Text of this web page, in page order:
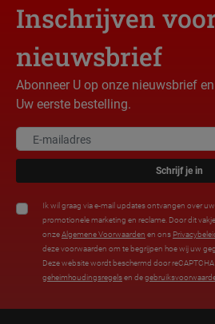
Inschrijven
nieuwsbrief
Abonneer U op onze nieuwsbrief
Uw eerste bestelling.
Schrijf je in
Ik wil graag via e-mail updates ontvangen over
promotionele marketing en reclame. Door dit
onzeAlgemene Voorwaarden en ons
deze voorwaarden om te begrijpen hoe wij uw
Deze website wordt beschermd door
geheimhoudingsregelsen de